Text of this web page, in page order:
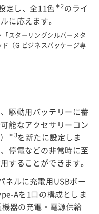
定し、全11色 ＊2のライ
に応えます。
スターリングシルバーメタ
ド（G ビジネスパッケージ専
駆動用バッテリーに蓄
能なアクセサリーコン
＊3を新たに設定しま
停電などの非常時に至
することができます。
ネルに充電用USBポー
Aを1口の構成としま
器の充電・電源供給